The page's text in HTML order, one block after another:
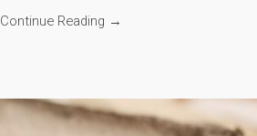
Continue Reading →